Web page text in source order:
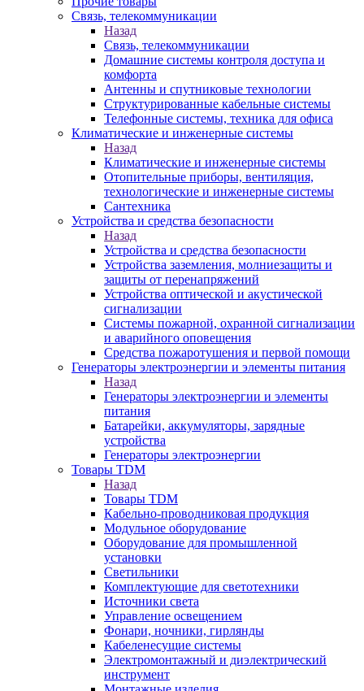
Связь, телекоммуникации
Назад
Связь, телекоммуникации
Домашние системы контроля доступа и
комфорта
Антенны и спутниковые технологии
Структурированные кабельные системы
Телефонные системы, техника для офиса
Климатические и инженерные системы
Назад
Климатические и инженерные системы
Отопительные приборы, вентиляция,
технологические и инженерные системы
Сантехника
Устройства и средства безопасности
Назад
Устройства и средства безопасности
Устройства заземления, молниезащиты и
защиты от перенапряжений
Устройства оптической и акустической
сигнализации
Системы пожарной, охранной сигнализации
и аварийного оповещения
Средства пожаротушения и первой помощи
Генераторы электроэнергии и элементы питания
Назад
Генераторы электроэнергии и элементы
питания
Батарейки, аккумуляторы, зарядные
устройства
Генераторы электроэнергии
Товары TDM
Назад
Товары TDM
Кабельно-проводниковая продукция
Модульное оборудование
Оборудование для промышленной
установки
Светильники
Комплектующие для светотехники
Источники света
Управление освещением
Фонари, ночники, гирлянды
Кабеленесущие системы
Электромонтажный и диэлектрический
инструмент